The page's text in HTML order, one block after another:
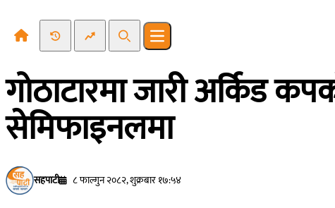
Recent NewsTrending News
SearchOpen main menu
गोठाटारमा जारी अर्किड
सेमिफाइनलमा
सहपाटी ८ फाल्गुन २०८२, शुक्रबार १७:५४